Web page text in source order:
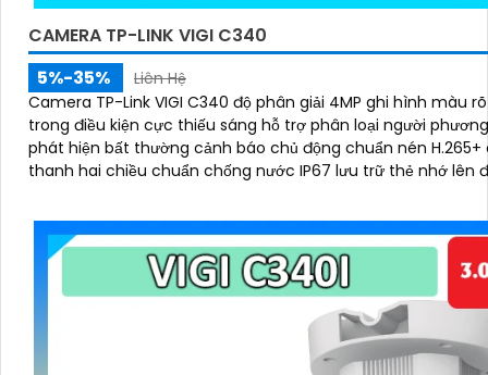
CAMERA TP-LINK VIGI C340
5%-35%
Liên Hệ
Camera TP-Link VIGI C340 độ phân giải 4MP ghi hình màu
trong điều kiện cực thiếu sáng hỗ trợ phân loại người
phát hiện bất thường cảnh báo chủ động chuẩn nén H.265+
thanh hai chiều chuẩn chống nước IP67 lưu trữ thẻ nhớ lên